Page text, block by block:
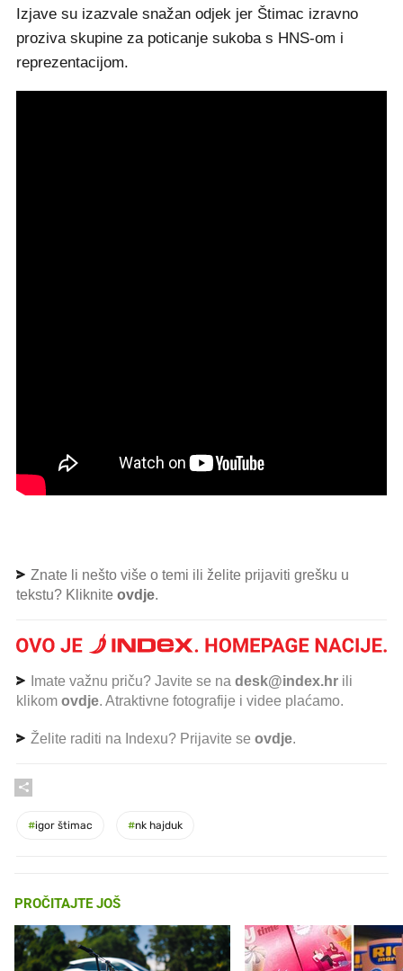
Izjave su izazvale snažan odjek jer Štimac izravno
proziva skupine za poticanje sukoba s HNS-om i
reprezentacijom.
Znate li nešto više o temi ili želite prijaviti grešku u
tekstu? Kliknite ovdje.
Imate važnu priču? Javite se na desk@index.hr ili
klikom ovdje. Atraktivne fotografije i videe plaćamo.
Želite raditi na Indexu? Prijavite se ovdje.
#igor štimac #nk hajduk
PROČITAJTE JOŠ